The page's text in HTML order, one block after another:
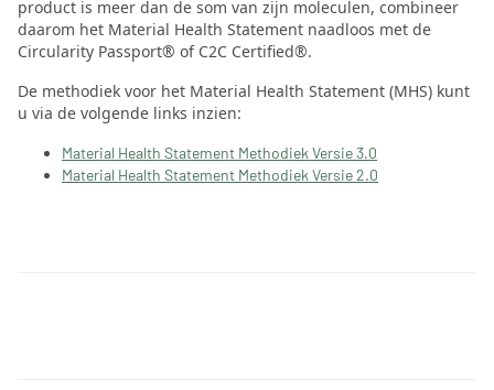
product is meer dan de som van zijn moleculen, combineer
daarom het Material Health Statement naadloos met de
Circularity Passport® of C2C Certified®.
De methodiek voor het Material Health Statement (MHS) kunt
u via de volgende links inzien:
Material Health Statement Methodiek Versie 3.0
Material Health Statement Methodiek Versie 2.0